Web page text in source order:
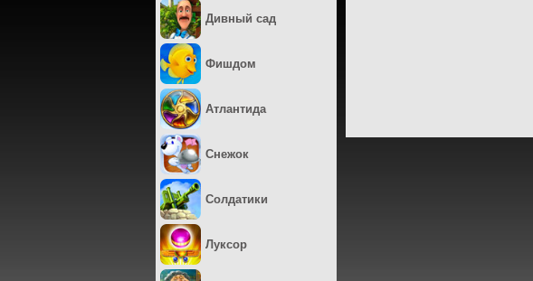
Дивный сад
Фишдом
Атлантида
Снежок
Солдатики
Луксор